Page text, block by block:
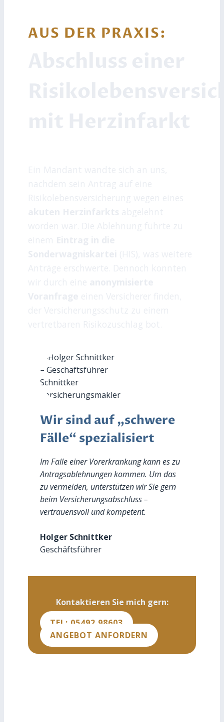
AUS DER PRAXIS:
Wir sind auf „schwere
Fälle“ spezialisiert
Im Falle einer Vorerkrankung kann es zu
Antragsablehnungen kommen. Um das
zu vermeiden, unterstützen wir Sie gern
beim Versicherungsabschluss –
vertrauensvoll und kompetent.
Holger Schnittker
Geschäftsführer
Kontaktieren Sie mich gern:
TEL: 05492 98603
ANGEBOT ANFORDERN